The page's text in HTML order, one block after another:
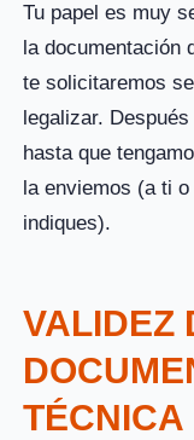
Tu papel es muy
la documentación
te solicitaremos
legalizar.
hasta que
la enviemos (a ti
indiques).
VALIDEZ
TÉCNICA